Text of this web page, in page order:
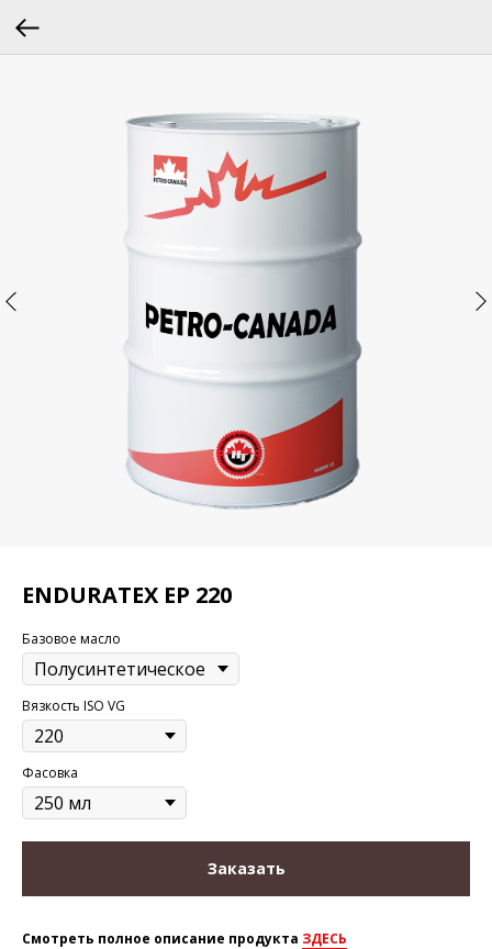
ENDURATEX EP 220
Базовое масло
Вязкость ISO VG
Фасовка
Заказать
Смотреть полное описание продукта ЗДЕСЬ